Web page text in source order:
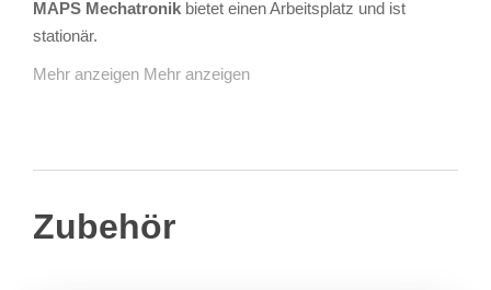
MAPS Mechatronik bietet einen Arbeitsplatz und ist
stationär.
Mehr anzeigen Mehr anzeigen
Zubehör